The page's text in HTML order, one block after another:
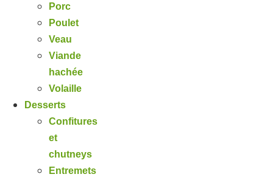
Porc
Poulet
Veau
Viande
hachée
Volaille
Desserts
Confitures
et
chutneys
Entremets